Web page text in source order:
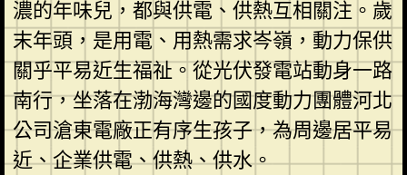
濃的年味兒，都與供電、供熱互相關注。歲
末年頭，是用電、用熱需求岑嶺，動力保供
關乎平易近生福祉。從光伏發電站動身一路
南行，坐落在渤海灣邊的國度動力團體河北
公司滄東電廠正有序生孩子，為周邊居平易
近、企業供電、供熱、供水。